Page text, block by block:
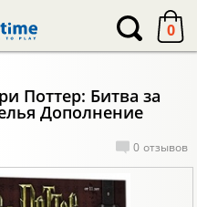
0
Поттер: Битва за
Дополнение
0 отзывов